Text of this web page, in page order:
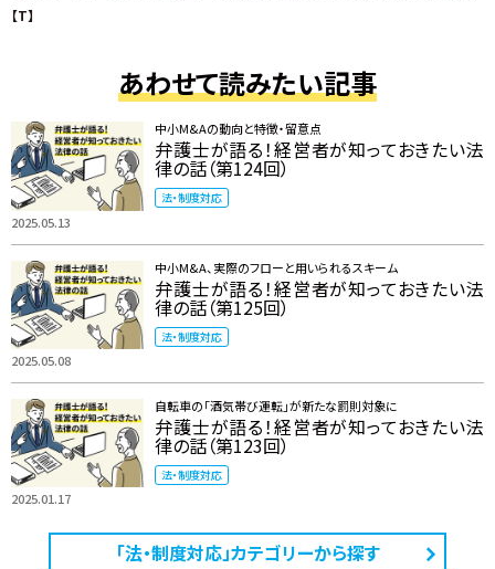
【T】
あわせて読みたい記事
2025.05.13
中小M&Aの動向と特徴・留意点
弁護士が語る！経営者が知っておきたい法
律の話（第124回）
法・制度対応
2025.05.08
中小M&A、実際のフローと用いられるスキーム
弁護士が語る！経営者が知っておきたい法
律の話（第125回）
法・制度対応
2025.01.17
自転車の「酒気帯び運転」が新たな罰則対象に
弁護士が語る！経営者が知っておきたい法
律の話（第123回）
法・制度対応
「法・制度対応」カテゴリーから探す